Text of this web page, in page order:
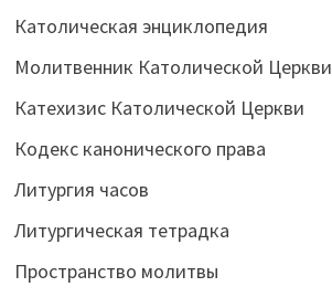
Католическая энциклопедия
Молитвенник Католической Церкви
Катехизис Католической Церкви
Кодекс канонического права
Литургия часов
Литургическая тетрадка
Пространство молитвы